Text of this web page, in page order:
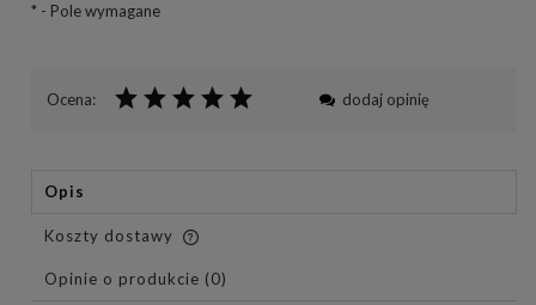
* - Pole wymagane
Ocena: dodaj opinię
Opis
Koszty dostawy
Cena nie zawiera ewentualnych kosztów płatności
Opinie o produkcie (0)